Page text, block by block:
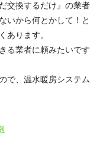
交換するだけ』の業者
いから何とかして！と
あります。
る業者に頼みたいです
で、温水暖房システム